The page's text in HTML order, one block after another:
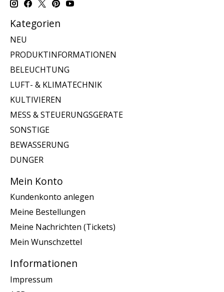
Kategorien
NEU
PRODUKTINFORMATIONEN
BELEUCHTUNG
LUFT- & KLIMATECHNIK
KULTIVIEREN
MESS & STEUERUNGSGERATE
SONSTIGE
BEWASSERUNG
DUNGER
Mein Konto
Kundenkonto anlegen
Meine Bestellungen
Meine Nachrichten (Tickets)
Mein Wunschzettel
Informationen
Impressum